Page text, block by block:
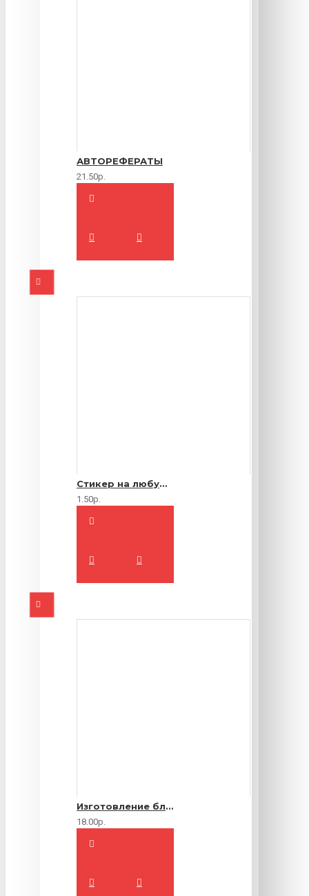
АВТОРЕФЕРАТЫ
21.50р.
Стикер на любую продукцию
1.50р.
Изготовление блокнотов на заказ
18.00р.